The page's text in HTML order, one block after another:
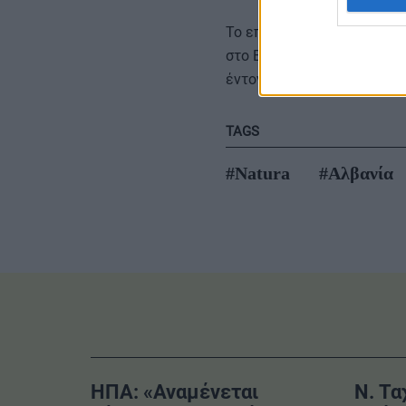
Το επενδυτικό πρόγραμμα
στο Βελιγράδι της
έντονες κοινωνικές
TAGS
#Natura #Αλβανία
ΗΠΑ: «Αναμένεται
Ν.